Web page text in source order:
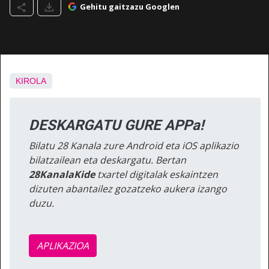
Gehitu gaitzazu Googlen
KIROLA
DESKARGATU GURE APPa!
Bilatu 28 Kanala zure Android eta iOS aplikazio
bilatzailean eta deskargatu. Bertan
28KanalaKidetxartel digitalak eskaintzen
dizuten abantailez gozatzeko aukera izango
duzu.
APLIKAZIOA